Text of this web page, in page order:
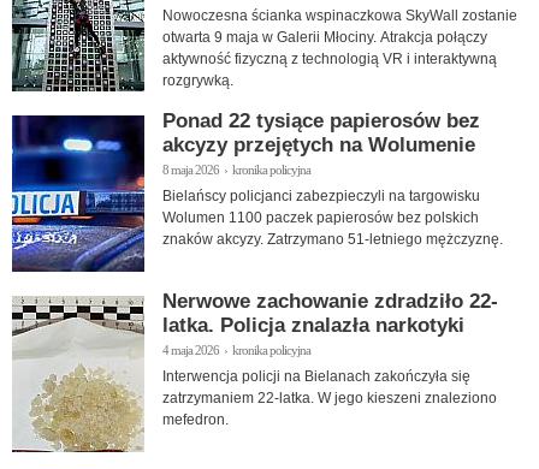
Nowoczesna ścianka wspinaczkowa SkyWall zostanie
otwarta 9 maja w Galerii Młociny. Atrakcja połączy
aktywność fizyczną z technologią VR i interaktywną
rozgrywką.
Ponad 22 tysiące papierosów bez
akcyzy przejętych na Wolumenie
8 maja 2026 › kronika policyjna
Bielańscy policjanci zabezpieczyli na targowisku
Wolumen 1100 paczek papierosów bez polskich
znaków akcyzy. Zatrzymano 51-letniego mężczyznę.
Nerwowe zachowanie zdradziło 22-
latka. Policja znalazła narkotyki
4 maja 2026 › kronika policyjna
Interwencja policji na Bielanach zakończyła się
zatrzymaniem 22-latka. W jego kieszeni znaleziono
mefedron.